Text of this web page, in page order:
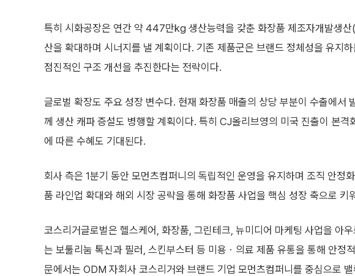
특히 시화공장은 연간 약 447만kg 생산능력을 갖춘 화장품 제조자개발생
산을 확대하며 시너지를 낼 계획이다. 기존 제품군은 브랜드 정체성을 유지
점진적인 구조 개선을 추진한다는 전략이다.
글로벌 확장도 주요 성장 변수다. 현재 화장품 매출의 상당 부분이 수출에서
께 생산 캐파 증설도 병행할 계획이다. 특히 CJ올리브영의 미국 진출이 본격
에 따른 수혜도 기대된다.
회사 측은 1분기 동안 모먼츠컴퍼니의 독립적인 운영을 유지하며 조직 안정
품 라인업 확대와 해외 시장 공략을 통해 화장품 사업을 핵심 성장 축으로 키
코스리거글로벌은 헬스케어, 화장품, 그린테크, 뉴미디어 마케팅 사업을 아
는 보툴리눔 톡신과 필러, 스킨부스터 등 미용ㆍ의료 제품 유통을 통해 안정
문에서는 ODM 자회사 코스리거와 브랜드 기업 모먼츠컴퍼니를 중심으로